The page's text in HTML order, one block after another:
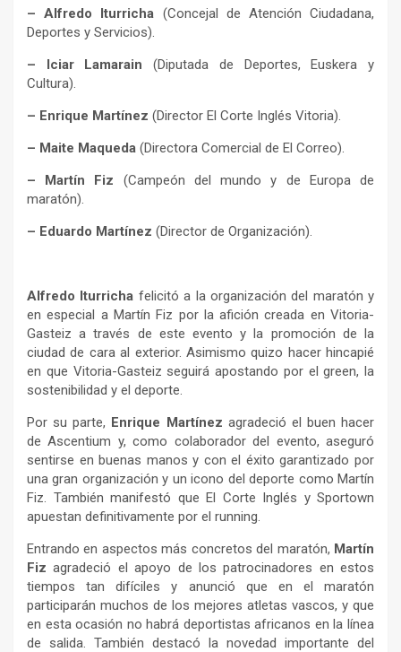
– Alfredo Iturricha (Concejal de Atención Ciudadana,
Deportes y Servicios).
– Iciar Lamarain (Diputada de Deportes, Euskera y
Cultura).
– Enrique Martínez (Director El Corte Inglés Vitoria).
– Maite Maqueda (Directora Comercial de El Correo).
– Martín Fiz (Campeón del mundo y de Europa de
maratón).
– Eduardo Martínez (Director de Organización).
Alfredo Iturricha felicitó a la organización del maratón y
en especial a Martín Fiz por la afición creada en Vitoria-
Gasteiz a través de este evento y la promoción de la
ciudad de cara al exterior. Asimismo quizo hacer hincapié
en que Vitoria-Gasteiz seguirá apostando por el green, la
sostenibilidad y el deporte.
Por su parte, Enrique Martínez agradeció el buen hacer
de Ascentium y, como colaborador del evento, aseguró
sentirse en buenas manos y con el éxito garantizado por
una gran organización y un icono del deporte como Martín
Fiz. También manifestó que El Corte Inglés y Sportown
apuestan definitivamente por el running.
Entrando en aspectos más concretos del maratón, Martín
Fiz agradeció el apoyo de los patrocinadores en estos
tiempos tan difíciles y anunció que en el maratón
participarán muchos de los mejores atletas vascos, y que
en esta ocasión no habrá deportistas africanos en la línea
de salida. También destacó la novedad importante del